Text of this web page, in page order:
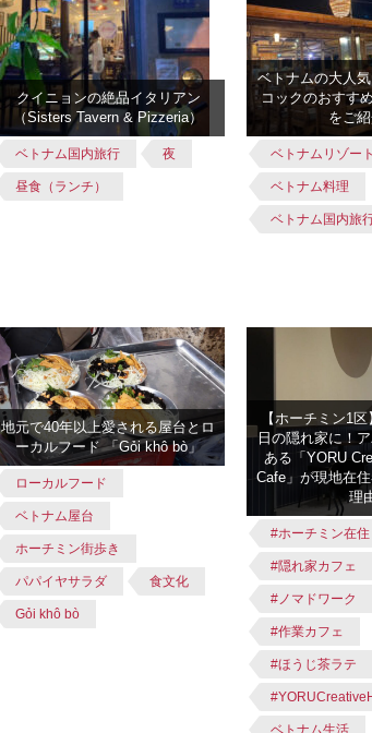
クイニョンの絶品イタリアン
（Sisters Tavern & Pizzeria）
ベトナム国内旅行 夜
昼食（ランチ）
ベトナムの大人
コックのおすす
をご
ベトナムリゾート
ベトナム料理
ベトナム国内旅
地元で40年以上愛される屋台とロ
ーカルフード 「Gỏi khô bò」
ローカルフード
ベトナム屋台
ホーチミン街歩き
パパイヤサラダ 食文化
Gỏi khô bò
【ホーチミン1
日の隠れ家に！
ある「YORU
Cafe」が現地在
理
#ホーチミン在住
#隠れ家カフェ
#ノマドワーク
#作業カフェ
#ほうじ茶ラテ